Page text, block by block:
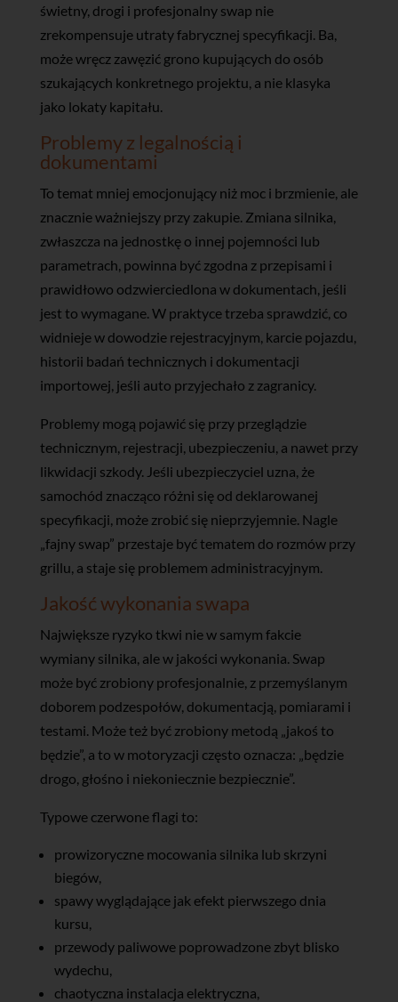
świetny, drogi i profesjonalny swap nie
zrekompensuje utraty fabrycznej specyfikacji. Ba,
może wręcz zawęzić grono kupujących do osób
szukających konkretnego projektu, a nie klasyka
jako lokaty kapitału.
Problemy z legalnością i
dokumentami
To temat mniej emocjonujący niż moc i brzmienie, ale
znacznie ważniejszy przy zakupie. Zmiana silnika,
zwłaszcza na jednostkę o innej pojemności lub
parametrach, powinna być zgodna z przepisami i
prawidłowo odzwierciedlona w dokumentach, jeśli
jest to wymagane. W praktyce trzeba sprawdzić, co
widnieje w dowodzie rejestracyjnym, karcie pojazdu,
historii badań technicznych i dokumentacji
importowej, jeśli auto przyjechało z zagranicy.
Problemy mogą pojawić się przy przeglądzie
technicznym, rejestracji, ubezpieczeniu, a nawet przy
likwidacji szkody. Jeśli ubezpieczyciel uzna, że
samochód znacząco różni się od deklarowanej
specyfikacji, może zrobić się nieprzyjemnie. Nagle
„fajny swap” przestaje być tematem do rozmów przy
grillu, a staje się problemem administracyjnym.
Jakość wykonania swapa
Największe ryzyko tkwi nie w samym fakcie
wymiany silnika, ale w jakości wykonania. Swap
może być zrobiony profesjonalnie, z przemyślanym
doborem podzespołów, dokumentacją, pomiarami i
testami. Może też być zrobiony metodą „jakoś to
będzie”, a to w motoryzacji często oznacza: „będzie
drogo, głośno i niekoniecznie bezpiecznie”.
Typowe czerwone flagi to:
prowizoryczne mocowania silnika lub skrzyni
biegów,
spawy wyglądające jak efekt pierwszego dnia
kursu,
przewody paliwowe poprowadzone zbyt blisko
wydechu,
chaotyczna instalacja elektryczna,